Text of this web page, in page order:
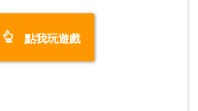
點我玩遊戲